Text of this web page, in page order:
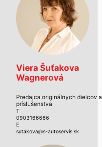
Viera Šuťakova
Wagnerová
Predajca originálnych dielcov a
príslušenstva
T
0903166666
E
sutakova@s-autoservis.sk